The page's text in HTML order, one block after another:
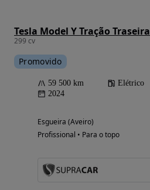
Tesla Model Y Tração Traseira
299 cv
Promovido
59 500 km Elétrico
2024
Esgueira (Aveiro)
Profissional • Para o topo